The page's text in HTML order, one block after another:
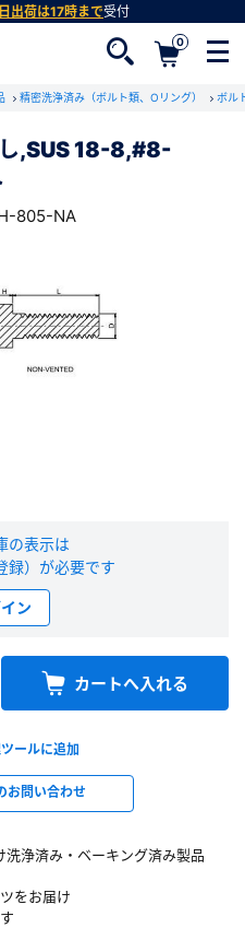
出荷は17時まで受付
0
精密洗浄済み（ボルト類、Oリング） ボル
,SUS 18-8,#8-
805-NA
浄済み・ベーキング済み製品
をお届け
の表示は
録）が必要です
ン
カートへ入れる
ールに追加
お問い合わせ
のダウンロード
ダウンロードをします。
18-8,#8-
65771
みでない方
機能がご利用いただけ
（無料）
登録となるまで、数日間かかる場合
する場合があります。
こちら
再発行ページへ
わせページよりお問い合わせくださ